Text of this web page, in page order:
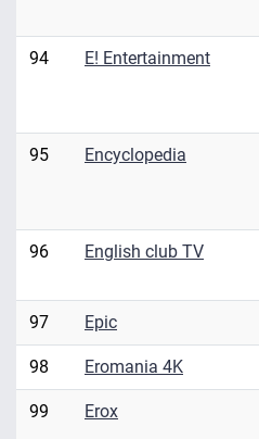
94 E! Entertainment
95 Encyclopedia
96 English club TV
97 Epic
98 Eromania 4K
99 Erox